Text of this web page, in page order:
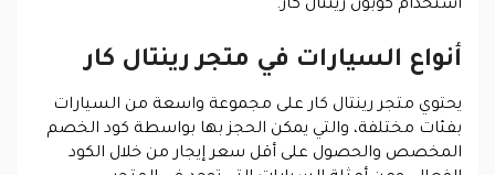
استخدام كوبون رينتال كار.
أنواع السيارات في متجر رينتال كار
يحتوي متجر رينتال كار على مجموعة واسعة من السيارات
بفئات مختلفة، والتي يمكن الحجز بها بواسطة كود الخصم
المخصص والحصول على أقل سعر إيجار من خلال الكود